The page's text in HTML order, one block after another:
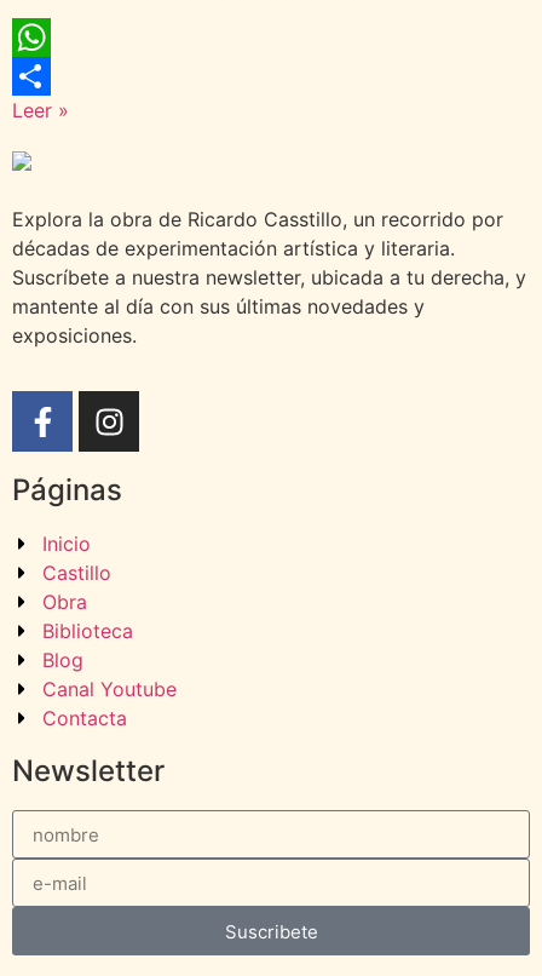
WhatsApp
Compartir
Leer »
Explora la obra de Ricardo Casstillo, un recorrido por
décadas de experimentación artística y literaria.
Suscríbete a nuestra newsletter, ubicada a tu derecha, y
mantente al día con sus últimas novedades y
exposiciones.
Páginas
Inicio
Castillo
Obra
Biblioteca
Blog
Canal Youtube
Contacta
Newsletter
Suscribete